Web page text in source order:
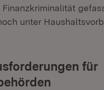
unter
für